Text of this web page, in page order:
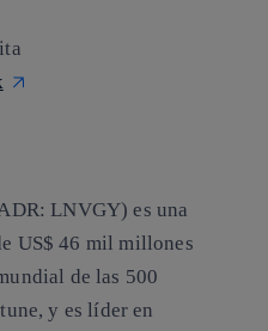
LNVGY) es una
US$ 46 mil millones
de las 500
y es líder en